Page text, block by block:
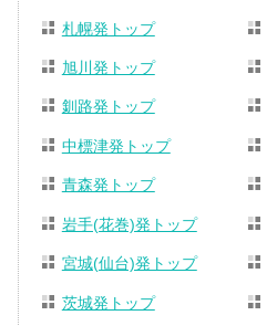
札幌発トップ
旭川発トップ
釧路発トップ
中標津発トップ
青森発トップ
岩手(花巻)発トップ
宮城(仙台)発トップ
茨城発トップ